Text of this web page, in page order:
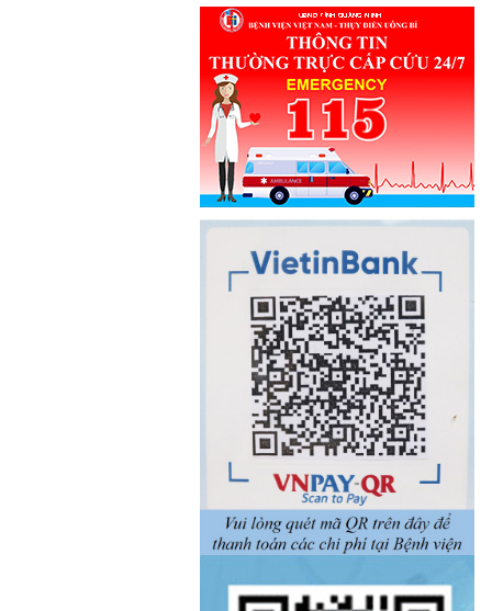
Khoa Ngoại Tiêu hóa và Tổng
hợp
Khoa Chấn thương - Chỉnh hình
và Bỏng
Khoa Ngoại thần kinh
Khoa Phẫu thuật - Can thiệp tim
mạch và Lồng ngực
Khoa Điều trị theo yêu cầu
Khoa Mắt
Khoa Chẩn đoán hình ảnh
Khoa Dược
Khoa Vi sinh
Khoa Giải phẫu bệnh
Khoa Hóa sinh
Khoa Huyết học - Truyền máu
Khoa Kiểm soát nhiễm khuẩn
Phòng Kế hoạch tổng hợp
Phòng Điều dưỡng